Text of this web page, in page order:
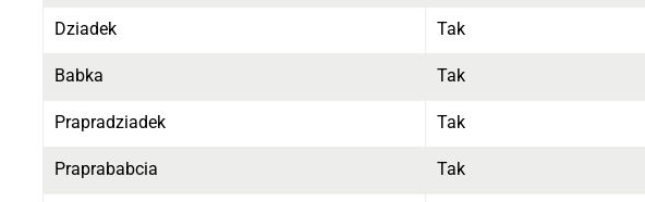
Dziadek Tak
Babka Tak
Prapradziadek Tak
Praprababcia Tak